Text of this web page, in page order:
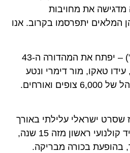
את מחויבות
יתפרסמו בקרוב. אנו
("קריוקי") – יפתח את המהדורה ה-43
יאיר מזור, עידו טאקו, מור דימרי ונטע
אורבך, יוקרן בבכורה ישראלית ב-9 ביולי באירוע הפתיחה החגיגי בבריכת הסולטן, תחת כיפת השמיים, מול קהל של 6,000 צופים ואורחים.
ישראלי עלילתי באורך
מלא השתתף בפסטיבל האמריקאי. בסרט מככבים אסי כהן – מהשחקנים הבולטים והאהובים בישראל בתפקיד קולנועי ראשון מזה 15 שנה,
בכורה מבריקה.